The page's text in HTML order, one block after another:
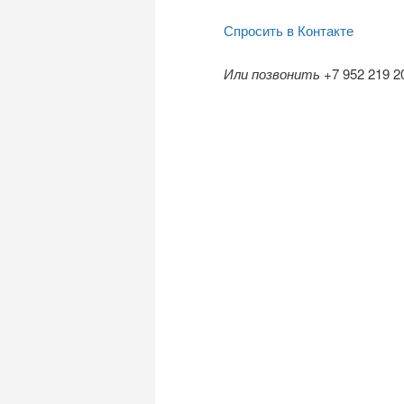
Спросить в Контакте
Или позвонить +7 952 219